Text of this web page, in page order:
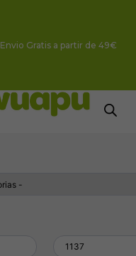
Envio Gratis a partir de 49€